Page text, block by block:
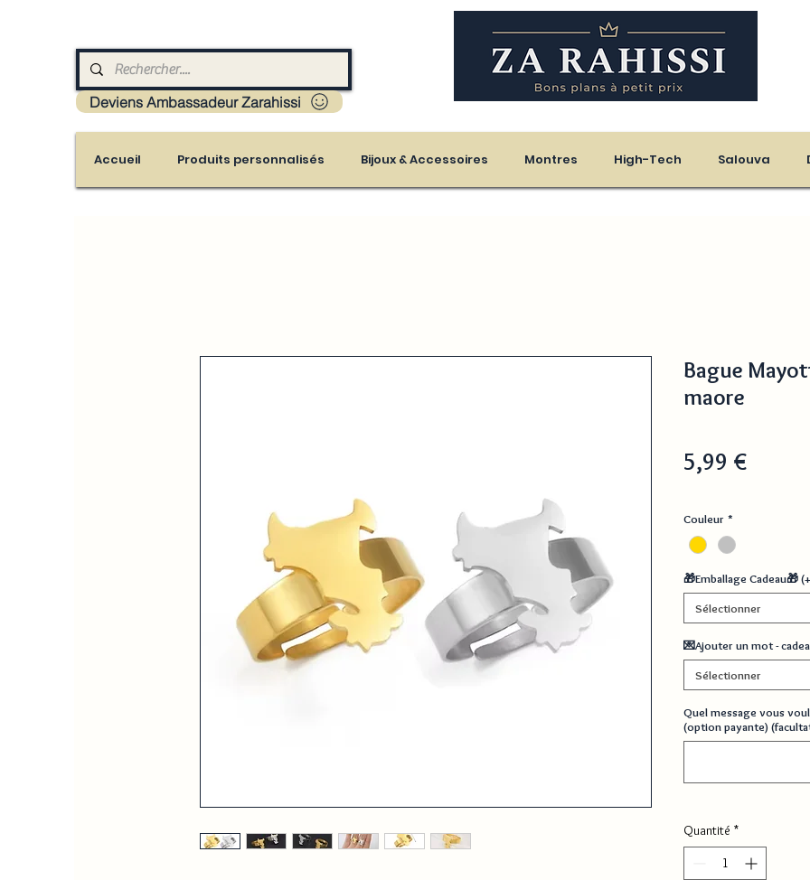
Livraison : Mayotte - France - La réunion - Guadeloupe - Martinique
Deviens Ambassadeur Zarahissi
Accueil Produits personnalisés Bijoux & Accessoires Montres High-Tech Salouva
Bague
maore
5,99 €Prix
Couleur *
🎁Emballage Cadeau🎁
Sélectionner
💌Ajouter un mot -
Sélectionner
Quel message vous
(option payante)
Quantité *